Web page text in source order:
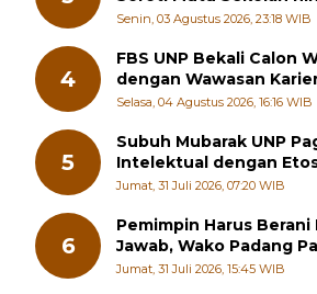
3
Wali Kota Payakumbuh
RSUD
Senin, 03 Agustus 2026, 23:18 WIB
4
FBS UNP Bekali Calon
Kewirausahaan Kreatif
Selasa, 04 Agustus 2026, 16:16 WIB
5
Subuh Mubarak UNP
Jumat, 31 Juli 2026, 07:20 WIB
Pemimpin Harus Berani